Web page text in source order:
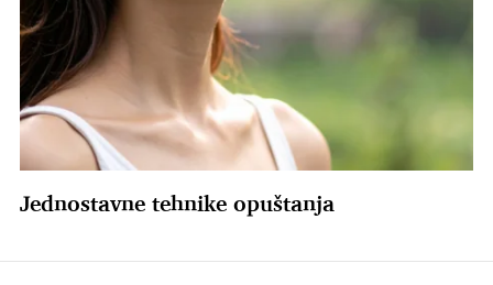
Jednostavne tehnike opuštanja